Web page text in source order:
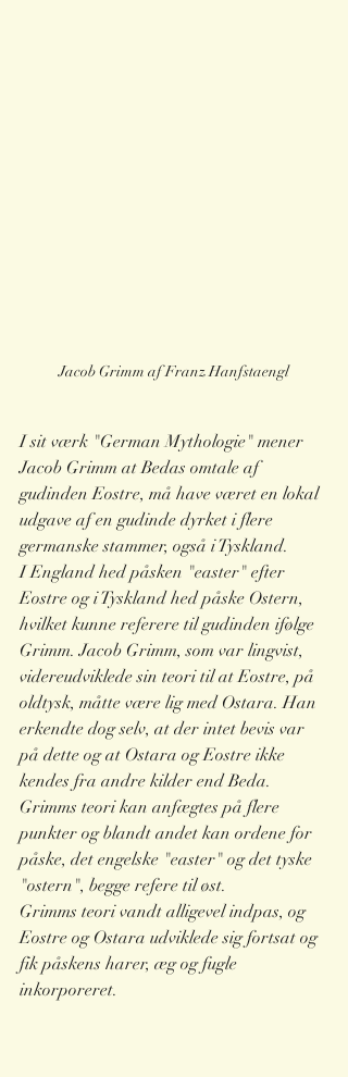
Jacob Grimm af Franz Hanfstaengl
I sit værk "German Mythologie" mener
Jacob Grimm at Bedas omtale af
gudinden Eostre, må have været en lokal
udgave af en gudinde dyrket i flere
germanske stammer, også i Tyskland.
I England hed påsken "easter" efter
Eostre og i Tyskland hed påske Ostern,
hvilket kunne referere til gudinden ifølge
Grimm. Jacob Grimm, som var lingvist,
videreudviklede sin teori til at Eostre, på
oldtysk, måtte være lig med Ostara. Han
erkendte dog selv, at der intet bevis var
på dette og at Ostara og Eostre ikke
kendes fra andre kilder end Beda.
Grimms teori kan anfægtes på flere
punkter og blandt andet kan ordene for
påske, det engelske "easter" og det tyske
"ostern", begge refere til øst.
Grimms teori vandt alligevel indpas, og
Eostre og Ostara udviklede sig fortsat og
fik påskens harer, æg og fugle
inkorporeret.